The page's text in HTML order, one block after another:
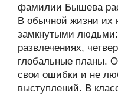
фамилии Бышева
В обычной жизни их
замкнутыми
развлечениях,
глобальные планы.
свои ошибки и не
выступлений. В